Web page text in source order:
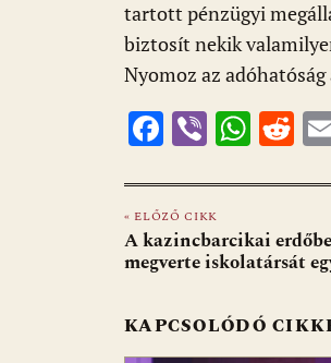
tartott pénzügyi
biztosít nekik
Nyomoz az adóhatóság
F
e
b
o
k
Vi
er
W
at
s
A
p
p
R
d
di
t
« ELŐZŐ CIKK
A kazincbarcikai
megverte iskolatársát
KAPCSOLÓDÓ